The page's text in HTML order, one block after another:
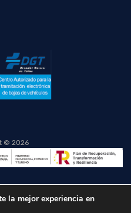
© 2026
la mejor experiencia en